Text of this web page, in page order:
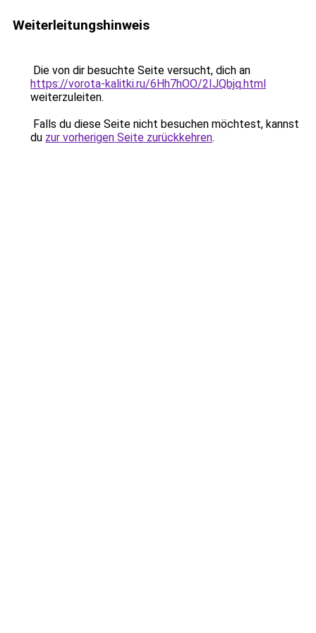
Weiterleitungshinweis
Die von dir besuchte Seite versucht, dich an
https://vorota-kalitki.ru/6Hh7hOO/2IJQbjq.html
weiterzuleiten.
Falls du diese Seite nicht besuchen möchtest, kannst
du zur vorherigen Seite zurückkehren.